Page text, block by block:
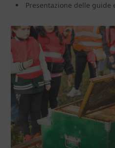
Presentazione delle guide